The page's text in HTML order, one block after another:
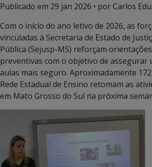
Publicado em 29 jan 2026 • por Carlos
Com o início do ano letivo de 2026, as
vinculadas à Secretaria de Estado de
Pública (Sejusp-MS) reforçam
preventivas com o objetivo de assegurar
aulas mais seguro. Aproximadamente
Rede Estadual de Ensino retomam as
em Mato Grosso do Sul na próxima